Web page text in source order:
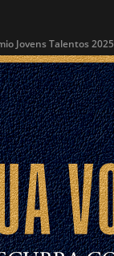
Jovens Talentos 2025